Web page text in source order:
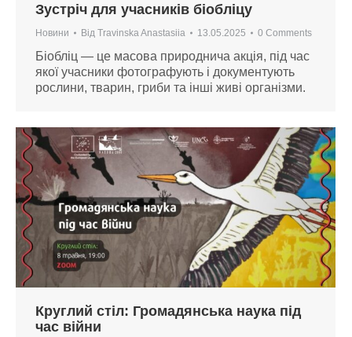
Зустріч для учасників біобліцу
Новини Від Travinska Anastasiia 13.05.2025 0 Comments
Біобліц — це масова природнича акція, під час
якої учасники фотографують і документують
рослини, тварин, гриби та інші живі організми.
Круглий стіл: Громадянська наука під
час війни